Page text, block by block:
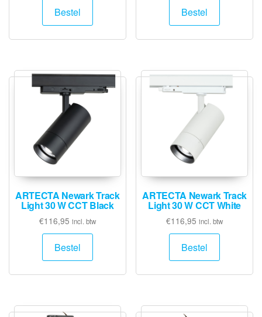
Bestel Bestel
ARTECTA Newark Track
Light 30 W CCT Black
€116,95 incl. btw
Bestel
ARTECTA Newark Track
Light 30 W CCT White
€116,95 incl. btw
Bestel